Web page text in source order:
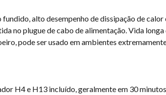
alto desempenho de dissipação de
no plugue de cabo de alimentação. Vida
pode ser usado em ambientes
H4 e H13 incluído, geralmente em 30